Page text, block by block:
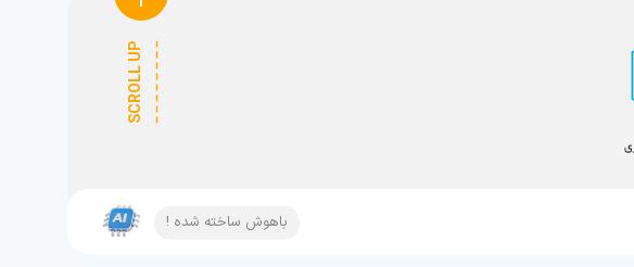
SCROLL UP
باهوش ساخته شده !